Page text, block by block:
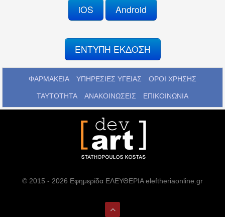
iOS Android
ΕΝΤΥΠΗ ΕΚΔΟΣΗ
ΦΑΡΜΑΚΕΙΑ ΥΠΗΡΕΣΙΕΣ ΥΓΕΙΑΣ ΟΡΟΙ ΧΡΗΣΗΣ
ΤΑΥΤΟΤΗΤΑ ΑΝΑΚΟΙΝΩΣΕΙΣ ΕΠΙΚΟΙΝΩΝΙΑ
© 2015 - 2026 Εφημερίδα ΕΛΕΥΘΕΡΙΑ eleftheriaonline.gr